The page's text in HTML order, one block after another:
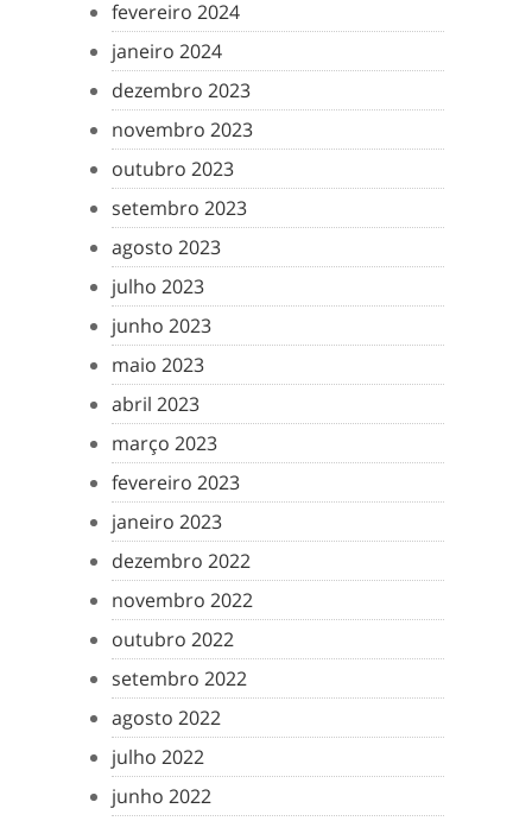
fevereiro 2024
janeiro 2024
dezembro 2023
novembro 2023
outubro 2023
setembro 2023
agosto 2023
julho 2023
junho 2023
maio 2023
abril 2023
março 2023
fevereiro 2023
janeiro 2023
dezembro 2022
novembro 2022
outubro 2022
setembro 2022
agosto 2022
julho 2022
junho 2022